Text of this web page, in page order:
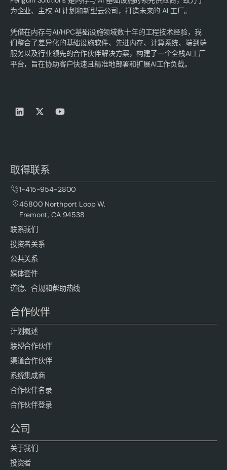
为企业、主权 AI 计划和新型云公司，打造未来的 AI 工厂。
凭借在内存与AI/HPC基础设施领域数十年的工程技术经验，我
们整合了差异化的基础设施软件、先进内存、计算系统、端到端
服务以及行业领先的合作伙伴解决方案，构建了一个全栈AI工厂
平台，旨在协助客户快速且精准地部署和扩展AI工作负载。
取得联系
1-415-954-2800
45800 Northport Loop W.
Fremont, CA 94538
联系我们
投资者关系
公共关系
媒体套件
道德、合规和帮助热线
合作伙伴
计划概述
联盟合作伙伴
渠道合作伙伴
系统集成商
合作伙伴名录
合作伙伴登录
公司
关于我们
投资者